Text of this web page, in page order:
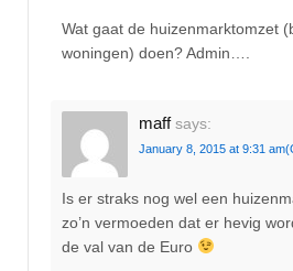
Wat gaat de huizenmarktomzet
woningen) doen? Admin….
maff says:
January 8, 2015 at 9:31 am
Is er straks nog wel een
zo’n vermoeden dat er hevig
de val van de Euro